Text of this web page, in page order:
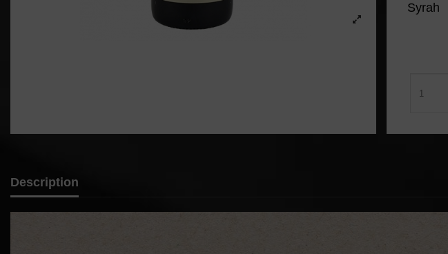
Syrah
Description